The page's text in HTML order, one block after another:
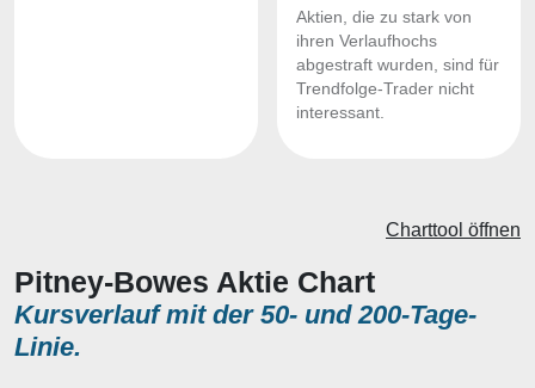
Aktien, die zu stark von
ihren Verlaufhochs
abgestraft wurden, sind für
Trendfolge-Trader nicht
interessant.
Pitney-Bowes Aktie Chart
Kursverlauf mit der 50- und 200-Tage-
Linie.
Charttool öffnen